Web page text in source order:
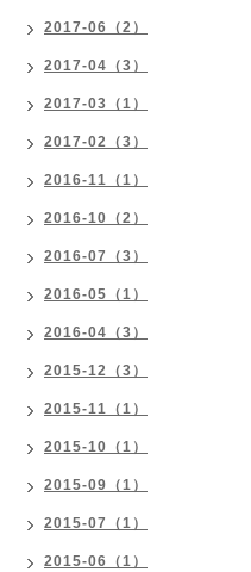
2017-06（2）
2017-04（3）
2017-03（1）
2017-02（3）
2016-11（1）
2016-10（2）
2016-07（3）
2016-05（1）
2016-04（3）
2015-12（3）
2015-11（1）
2015-10（1）
2015-09（1）
2015-07（1）
2015-06（1）